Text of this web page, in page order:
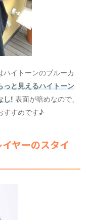
イトーンのブルーカ
っと見えるハイトーン
し! 表面が暗めなので、
すすめです♪
ヤーのスタイ